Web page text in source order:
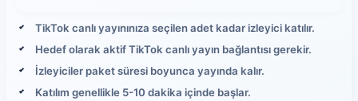
TikTok canlı yayınınıza seçilen adet kadar izleyici katılır.
Hedef olarak aktif TikTok canlı yayın bağlantısı gerekir.
İzleyiciler paket süresi boyunca yayında kalır.
Katılım genellikle 5-10 dakika içinde başlar.